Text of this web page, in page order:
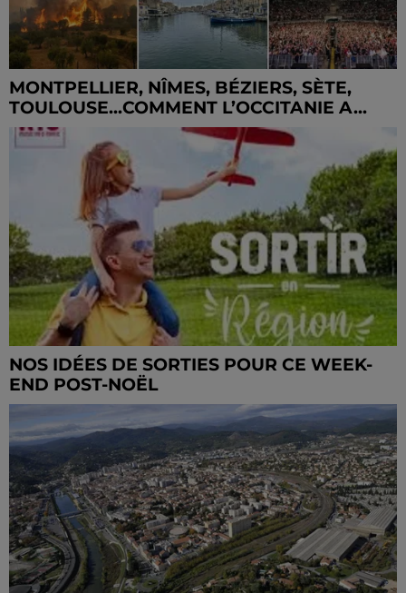
MONTPELLIER, NÎMES, BÉZIERS, SÈTE,
TOULOUSE...COMMENT L’OCCITANIE A...
NOS IDÉES DE SORTIES POUR CE WEEK-
END POST-NOËL